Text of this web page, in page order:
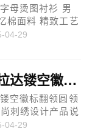
母烫图衬衫 男
棉面料 精致工艺
字母烫图
验。创新的红
04-29
PRADA普拉达镂空徽标翻领圆领衫
空徽标翻领圆领
刺绣设计产品说
普拉达镂空徽标
04-29